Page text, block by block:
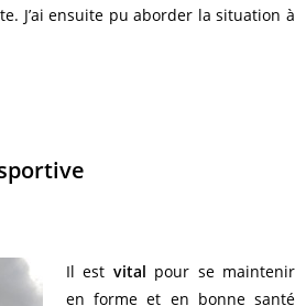
J’ai ensuite pu aborder la situation à
Il est vital pour se maintenir
en forme et en bonne santé